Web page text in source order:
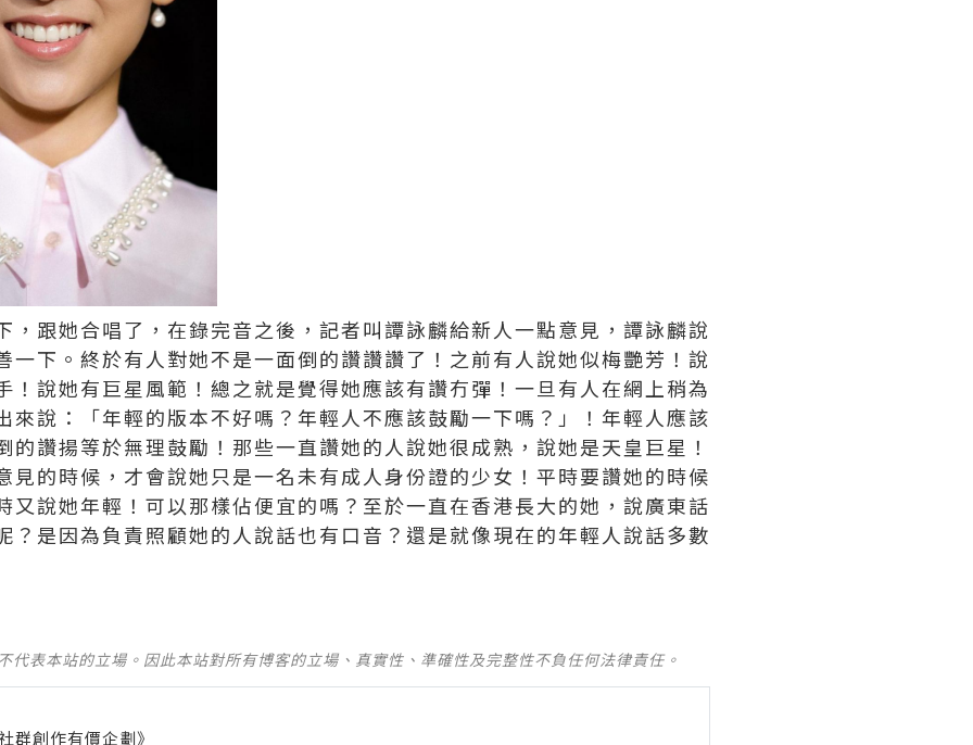
，跟她合唱了，在錄完音之後，記者叫譚詠麟給新人一點意見，譚詠麟說
一下。終於有人對她不是一面倒的讚讚讚了！之前有人說她似梅艷芳！說
！說她有巨星風範！總之就是覺得她應該有讚冇彈！一旦有人在網上稍為
來說：「年輕的版本不好嗎？年輕人不應該鼓勵一下嗎？」！年輕人應該
的讚揚等於無理鼓勵！那些一直讚她的人說她很成熟，說她是天皇巨星！
見的時候，才會說她只是一名未有成人身份證的少女！平時要讚她的時候
又說她年輕！可以那樣佔便宜的嗎？至於一直在香港長大的她，說廣東話
？是因為負責照顧她的人說話也有口音？還是就像現在的年輕人說話多數
代表本站的立場。因此本站對所有博客的立場、真實性、準確性及完整性不負任何法律責任。
群創作有價企劃》